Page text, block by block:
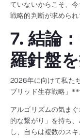
ていないからこそ、
戦略的判断が求められ
7. 結論
羅針盤
2026年に向けて私た
ブリッド生存戦略」**
アルゴリズムの気ま
的な繋がり」を持ち
し、自らは複数のス